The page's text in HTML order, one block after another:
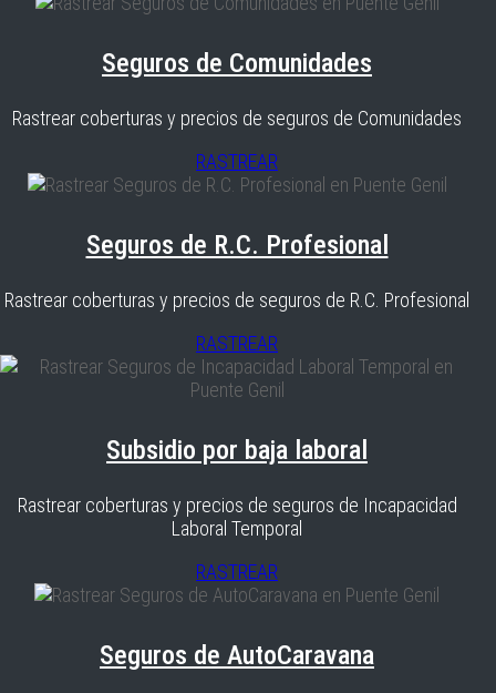
Seguros de Comunidades
Rastrear coberturas y precios de seguros de Comunidades
RASTREAR
Seguros de R.C. Profesional
Rastrear coberturas y precios de seguros de R.C. Profesional
RASTREAR
Subsidio por baja laboral
Rastrear coberturas y precios de seguros de Incapacidad
Laboral Temporal
RASTREAR
Seguros de AutoCaravana